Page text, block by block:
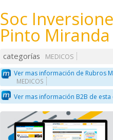
Soc
Pinto Miranda
categorías
MEDICOS
Ver mas información de Rubros
MEDICOS
Ver mas información B2B de